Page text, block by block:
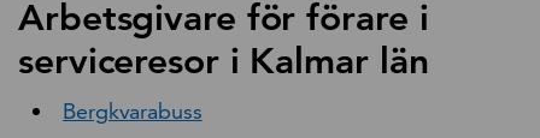
Arbetsgivare för förare i
serviceresor i Kalmar län
Bergkvarabuss